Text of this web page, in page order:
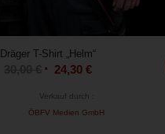
Dräger T-Shirt „Helm“
24,30€
Verkauf durch :
ÖBFV Medien GmbH